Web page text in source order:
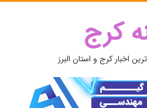
کرج
اخبار کرج و استان البرز